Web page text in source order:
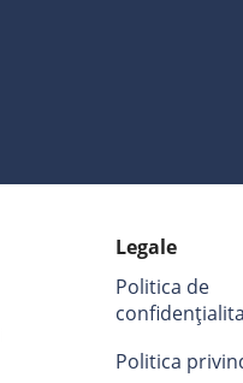
Legale
Politica de
Politica